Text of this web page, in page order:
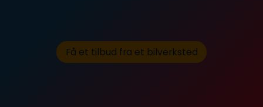
Få et tilbud fra et bilverksted